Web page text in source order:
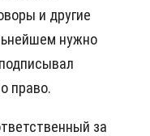
и другие
нужно
право.
за